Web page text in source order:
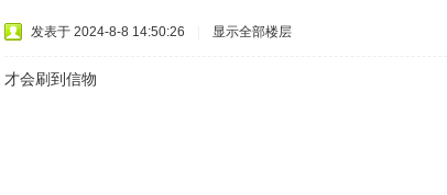
发表于 2024-8-8 14:50:26 显示全部楼层
才会刷到信物